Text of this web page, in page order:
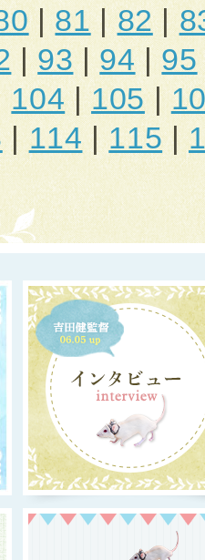
|81|82|
|93|94|95
104|105|
|114|115|